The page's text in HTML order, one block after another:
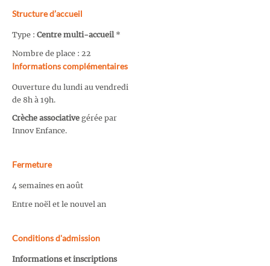
Structure d’accueil
Type : Centre multi-accueil*
Nombre de place : 22
Informations complémentaires
Ouverture du lundi au vendredi
de 8h à 19h.
Crèche associative gérée par
Innov Enfance.
Fermeture
4 semaines en août
Entre noël et le nouvel an
Conditions d'admission
Informations et inscriptions